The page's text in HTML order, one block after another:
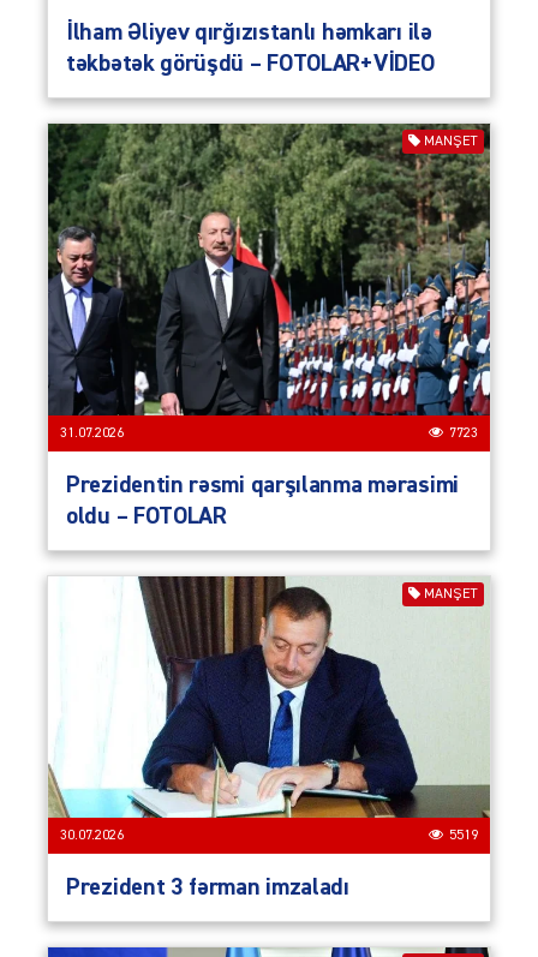
İlham Əliyev qırğızıstanlı həmkarı ilə
təkbətək görüşdü – FOTOLAR+VİDEO
MANŞET
31.07.2026 7723
Prezidentin rəsmi qarşılanma mərasimi
oldu – FOTOLAR
MANŞET
30.07.2026 5519
Prezident 3 fərman imzaladı